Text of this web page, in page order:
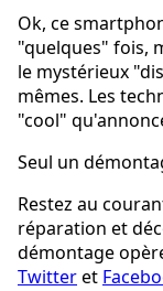
Ok, ce
"quelques" fois,
le mystérieux
mêmes. Les
"cool"
Seul un
Restez au
réparation et
démontage
Twitteret